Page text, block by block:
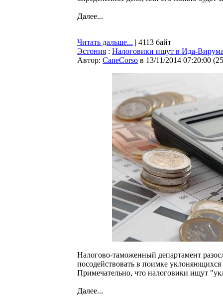
Далее...
Читать дальше... | 4113 байт
Эстония : Налоговики ищут в Ида-
Автор: CaneCorso в 13/11/2014 07:20:00 (
Налогово-таможенный департамент
посодействовать в поимке
Примечательно, что налоговики ищут
Далее...